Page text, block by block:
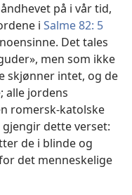
på i vår tid,
i Salme 82: 5
Det tales
men som ikke
skjønner intet, og de
alle jordens
romersk-katolske
gjengir dette verset:
de i blinde og
det menneskelige